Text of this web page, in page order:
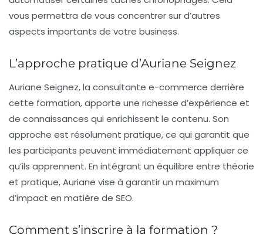
vous permettra de vous concentrer sur d’autres
aspects importants de votre business.
L’approche pratique d’Auriane Seignez
Auriane Seignez, la consultante e-commerce derrière
cette formation, apporte une richesse d’expérience et
de connaissances qui enrichissent le contenu. Son
approche est résolument pratique, ce qui garantit que
les participants peuvent immédiatement appliquer ce
qu’ils apprennent. En intégrant un équilibre entre théorie
et pratique, Auriane vise à garantir un maximum
d’impact en matière de SEO.
Comment s’inscrire à la formation ?